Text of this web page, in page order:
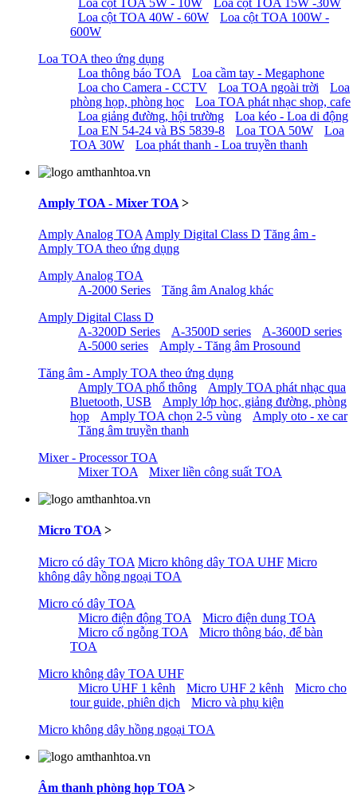
Loa cột TOA 40W - 60W
Loa cột TOA 100W -
600W
Loa TOA theo ứng dụng
Loa thông báo TOA
Loa cầm tay - Megaphone
Loa cho Camera - CCTV
Loa TOA ngoài trời
Loa
phòng họp, phòng học
Loa TOA phát nhạc shop, cafe
Loa giảng đường, hội trường
Loa kéo - Loa di động
Loa EN 54-24 và BS 5839-8
Loa TOA 50W
Loa
TOA 30W
Loa phát thanh - Loa truyền thanh
Amply TOA - Mixer TOA >
Amply Analog TOA Amply Digital Class D Tăng âm -
Amply TOA theo ứng dụng
Amply Analog TOA
A-2000 Series
Tăng âm Analog khác
Amply Digital Class D
A-3200D Series
A-3500D series
A-3600D series
A-5000 series
Amply - Tăng âm Prosound
Tăng âm - Amply TOA theo ứng dụng
Amply TOA phổ thông
Amply TOA phát nhạc qua
Bluetooth, USB
Amply lớp học, giảng đường, phòng
họp
Amply TOA chọn 2-5 vùng
Amply oto - xe car
Tăng âm truyền thanh
Mixer - Processor TOA
Mixer TOA
Mixer liền công suất TOA
Micro TOA >
Micro có dây TOA Micro không dây TOA UHF Micro
không dây hồng ngoại TOA
Micro có dây TOA
Micro điện động TOA
Micro điện dung TOA
Micro cổ ngỗng TOA
Micro thông báo, để bàn
TOA
Micro không dây TOA UHF
Micro UHF 1 kênh
Micro UHF 2 kênh
Micro cho
tour guide, phiên dịch
Micro và phụ kiện
Micro không dây hồng ngoại TOA
Âm thanh phòng họp TOA >